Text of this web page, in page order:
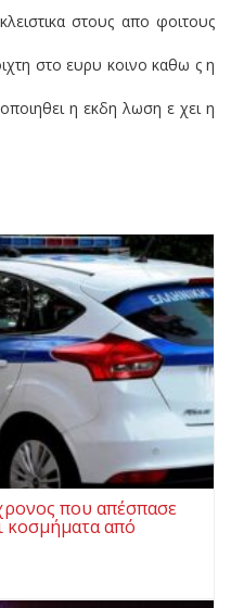
στους απο φοιτους
στο ευρυ κοινο καθω ς η
η εκδη λωση ε χει η
που απέσπασε
κοσμήματα από